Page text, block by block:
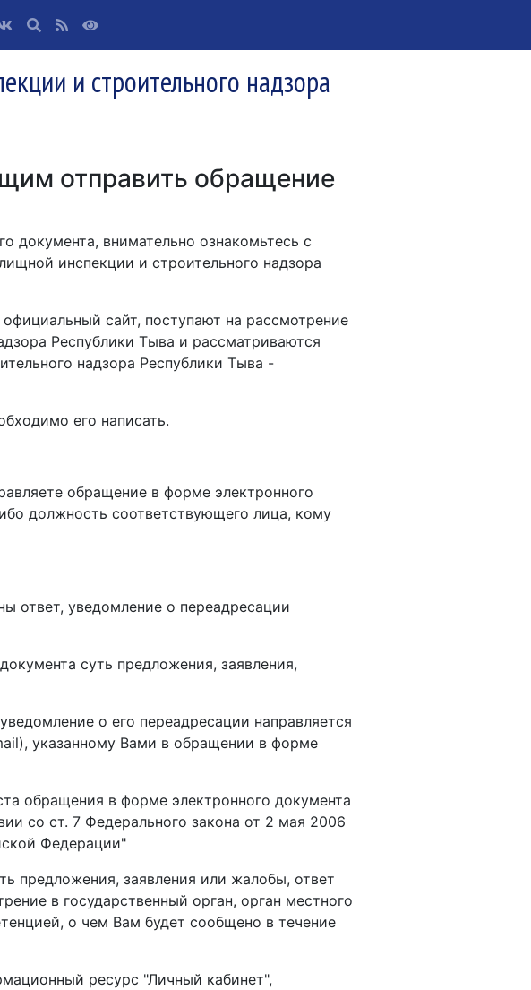
и строительного надзора
отправить обращение
документа, внимательно ознакомьтесь с
инспекции и строительного надзора
сайт, поступают на рассмотрение
Республики Тыва и рассматриваются
надзора Республики Тыва -
его написать.
обращение в форме электронного
должность соответствующего лица, кому
ответ, уведомление о переадресации
суть предложения, заявления,
о его переадресации направляется
указанному Вами в обращении в форме
обращения в форме электронного документа
со ст. 7 Федерального закона от 2 мая 2006
Федерации"
предложения, заявления или жалобы, ответ
в государственный орган, орган местного
о чем Вам будет сообщено в течение
ресурс "Личный кабинет",